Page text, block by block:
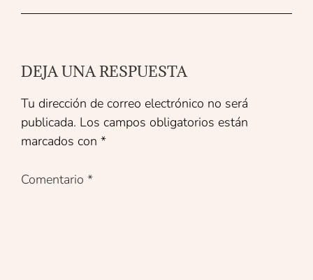
DEJA UNA RESPUESTA
Tu dirección de correo electrónico no será
publicada. Los campos obligatorios están
marcados con *
Comentario *